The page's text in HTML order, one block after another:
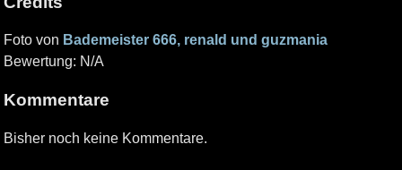
Foto von Bademeister 666, renald und guzmania
Bewertung: N/A
Kommentare
Bisher noch keine Kommentare.